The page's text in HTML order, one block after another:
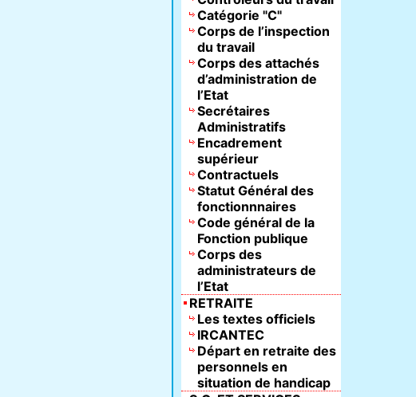
Catégorie "C"
Corps de l’inspection
du travail
Corps des attachés
d’administration de
l’Etat
Secrétaires
Administratifs
Encadrement
supérieur
Contractuels
Statut Général des
fonctionnnaires
Code général de la
Fonction publique
Corps des
administrateurs de
l’Etat
RETRAITE
Les textes officiels
IRCANTEC
Départ en retraite des
personnels en
situation de handicap